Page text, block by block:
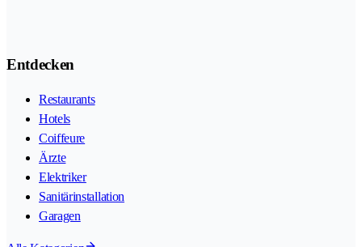
Entdecken
Restaurants
Hotels
Coiffeure
Ärzte
Elektriker
Sanitärinstallation
Garagen